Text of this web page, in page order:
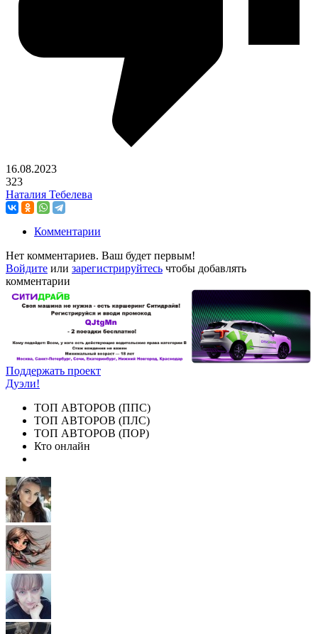
16.08.2023
323
Наталия Тебелева
Комментарии
Нет комментариев. Ваш будет первым!
Войдите или зарегистрируйтесь чтобы добавлять
комментарии
Поддержать проект
Дуэли!
ТОП АВТОРОВ (ППС)
ТОП АВТОРОВ (ПЛС)
ТОП АВТОРОВ (ПОР)
Кто онлайн